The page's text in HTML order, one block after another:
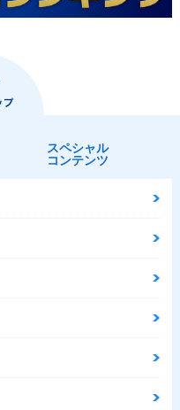
スペシャル
コンテンツ